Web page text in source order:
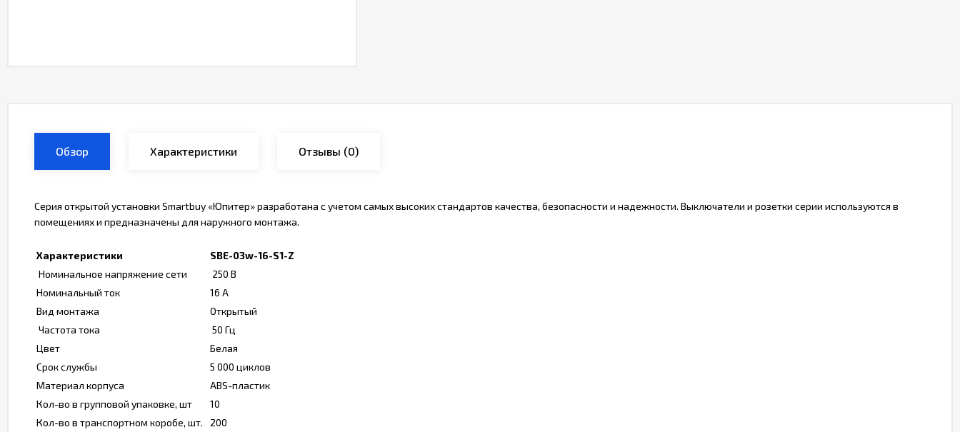
Обзор Характеристики Отзывы (0)
Серия открытой установки Smartbuy «Юпитер» разработана с учетом самых высоких стандартов качества, безопасности и надежности. Выключатели и розетки серии используются в
помещениях и предназначены для наружного монтажа.
Характеристики
SBE-03w-16-S1-Z
Номинальное напряжение сети
250 В
Номинальный ток
16 А
Вид монтажа
Открытый
Частота тока
50 Гц
Цвет
Белая
Срок службы
5 000 циклов
Материал корпуса
ABS-пластик
Кол-во в групповой упаковке, шт
10
Кол-во в транспортном коробе, шт.
200